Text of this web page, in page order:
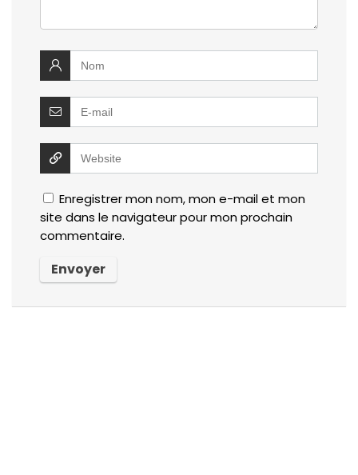
Enregistrer mon nom, mon e-mail et mon
site dans le navigateur pour mon prochain
commentaire.